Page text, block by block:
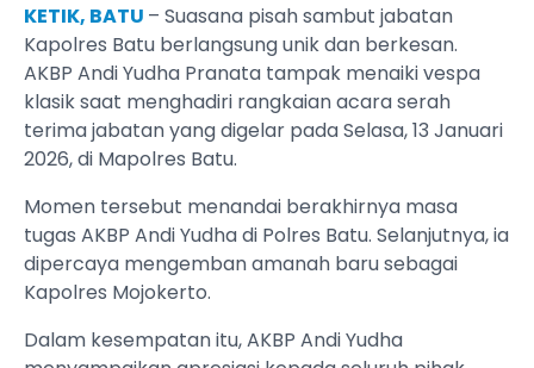
KETIK, BATU – Suasana pisah sambut jabatan
Kapolres Batu berlangsung unik dan berkesan.
AKBP Andi Yudha Pranata tampak menaiki vespa
klasik saat menghadiri rangkaian acara serah
terima jabatan yang digelar pada Selasa, 13 Januari
2026, di Mapolres Batu.
Momen tersebut menandai berakhirnya masa
tugas AKBP Andi Yudha di Polres Batu. Selanjutnya, ia
dipercaya mengemban amanah baru sebagai
Kapolres Mojokerto.
Dalam kesempatan itu, AKBP Andi Yudha